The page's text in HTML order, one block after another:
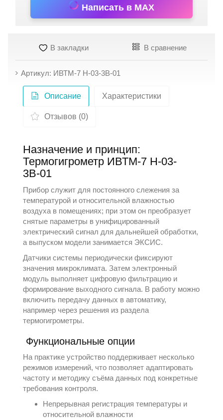
Написать в MAX
В закладки В сравнение
Артикул: ИВТМ-7 Н-03-3В-01
Описание Характеристики
Отзывов (0)
Назначение и принцип:
Термогигрометр ИВТМ-7 Н-03-
3В-01
Прибор служит для постоянного слежения за
температурой и относительной влажностью
воздуха в помещениях; при этом он преобразует
снятые параметры в унифицированный
электрический сигнал для дальнейшей обработки,
а выпуском модели занимается ЭКСИС.
Датчики системы периодически фиксируют
значения микроклимата. Затем электронный
модуль выполняет цифровую фильтрацию и
формирование выходного сигнала. В работу можно
включить передачу данных в автоматику,
например через решения из раздела
термогигрометры.
Функциональные опции
На практике устройство поддерживает несколько
режимов измерений, что позволяет адаптировать
частоту и методику съёма данных под конкретные
требования контроля.
Непрерывная регистрация температуры и
относительной влажности